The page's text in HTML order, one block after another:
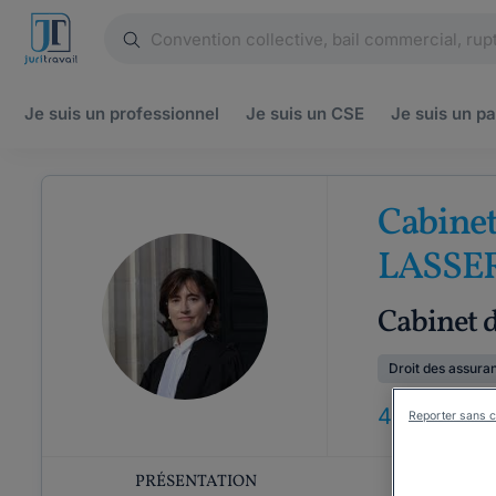
Je suis un professionnel Je suis un CSE Je suis un
Cabinet
Droit des
42 ANS
PRÉSENTATION
Reporter sans